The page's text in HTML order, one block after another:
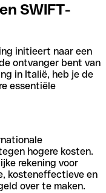
SWIFT-
initieert naar een
ontvanger bent van
in Italië, heb je de
essentiële
hogere kosten.
rekening voor
kosteneffectieve en
over te maken.